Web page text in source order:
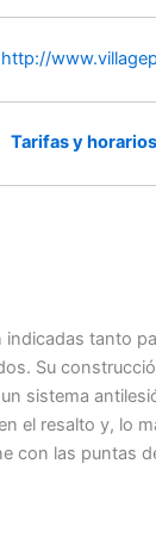
http://
Tarifas y horarios
indicadas tanto
Su
sistema
el resalto y, lo
con las puntas